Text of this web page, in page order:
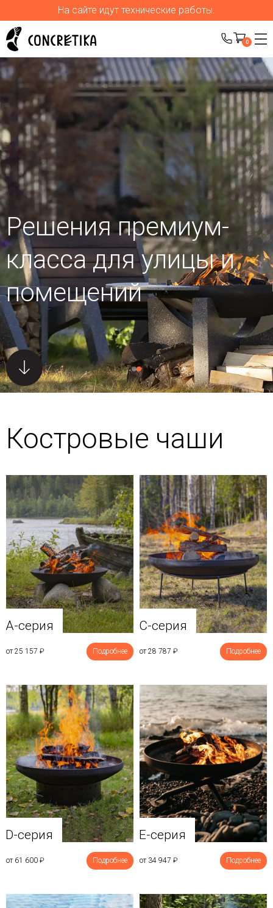
На сайте идут технические работы.
0
Решения премиум-
класса для улицыи
помещений
Костровые чаши
A-серия
от 25 157 ₽ Подробнее
C-серия
от 28 787 ₽ Подробнее
D-серия
от 61 600 ₽ Подробнее
E-серия
от 34 947 ₽ Подробнее